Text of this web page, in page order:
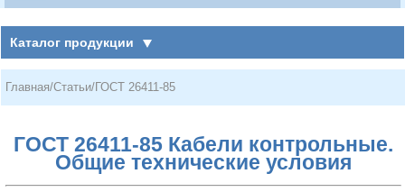
Каталог продукции
Главная/Статьи/ГОСТ 26411-85
ГОСТ 26411-85 Кабели контрольные.
Общие технические условия